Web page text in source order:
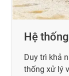
Hệ
Duy trì khả
thống xử lý